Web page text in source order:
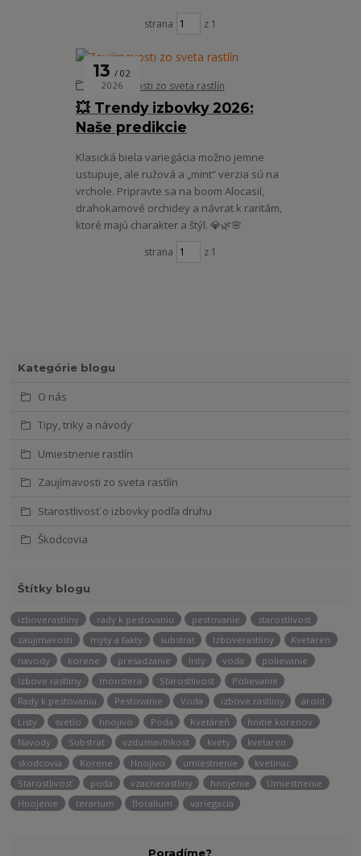
Kategórie blogu
O nás
Tipy, triky a návody
Umiestnenie rastlín
Zaujímavosti zo sveta rastlín
Starostlivosť o izbovky podľa druhu
Škodcovia
Štítky blogu
izboverastliny rady k pestovaniu pestovanie
starostlivost
zaujimavosti
myty a fakty substrat Izboverastliny
Kvetaren
navody
korene presadzanie listy voda
polievanie
Izbove rastliny
monstera Starostlivost
Polievanie
Rady k pestovaniu
Pestovanie Voda izbove rastliny
aroid
Listy
svetlo hnojivo Poda Kvetáreň
hnitie korenov
Navody
Substrat vzdusnavlhkost kvety
kvetaren
skodcovia
Korene Hnojivo umiestnenie
kvetinac
Starostlivosť
poda vzacnerastliny hnojenie
Umiestnenie
Hnojenie
terarium floralium variegacia
Poradíme?
strana z 1
💥 Trendy izbovky 2026:
Naše predikcie
13
02
2026
Zaujímavosti zo sveta rastlín
Klasická biela variegácia možno jemne
ustupuje, ale ružová a „mint“ verzia sú na
vrchole. Pripravte sa na boom Alocasií,
drahokamové orchidey a návrat k raritám,
ktoré majú charakter a štýl. 💎🌿🌸
strana z 1